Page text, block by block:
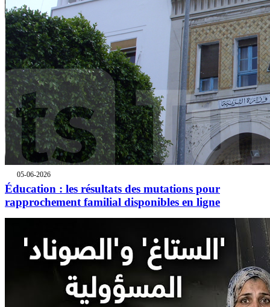
05-06-2026
Éducation : les résultats des mutations pour
rapprochement familial disponibles en ligne